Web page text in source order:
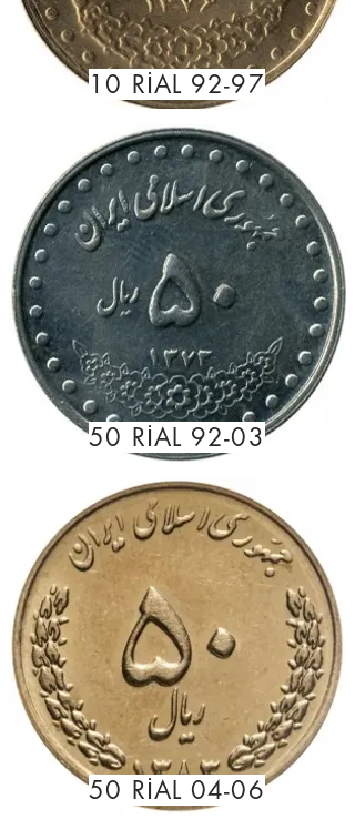
10 RİAL 92-97
50 RİAL 92-03
50 RİAL 04-06